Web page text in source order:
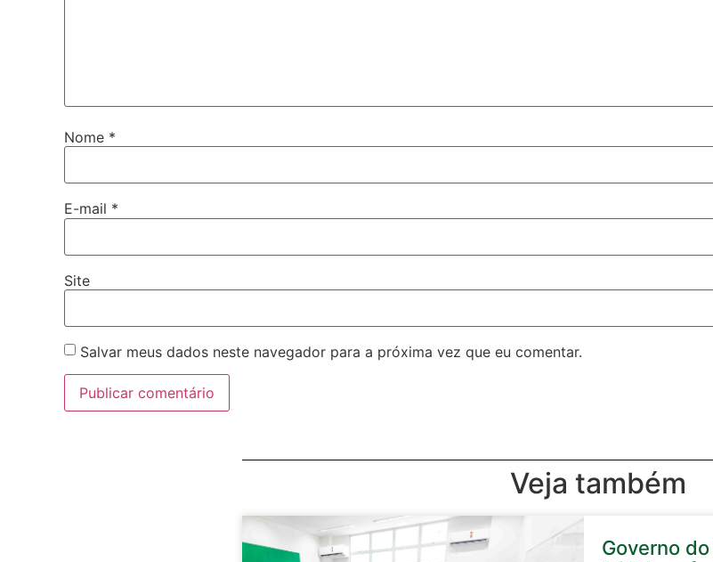
Nome *
E-mail *
Site
Salvar meus dados neste navegador para a próxima vez que eu comentar.
Veja também
Governo